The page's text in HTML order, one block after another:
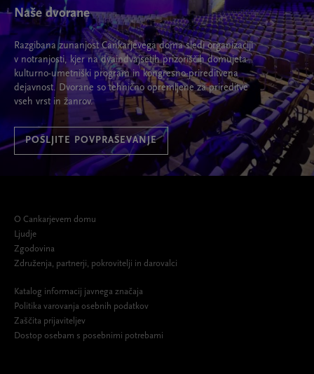
Naše dvorane
Razgibana zunanjost Cankarjevega doma sledi organizaciji
v notranjosti, kjer na dvaindvajsetih prizoriščih domujeta
kulturno-umetniški program in kongresno-prireditvena
dejavnost. Dvorane so tehnično opremljene za prireditve
vseh vrst in žanrov.
POŠLJITE POVPRAŠEVANJE
O Cankarjevem domu
Ljudje
Zgodovina
Združenja, partnerji, pokrovitelji in darovalci
Katalog informacij javnega značaja
Politika varovanja osebnih podatkov
Zaščita prijaviteljev
Dostop osebam s posebnimi potrebami